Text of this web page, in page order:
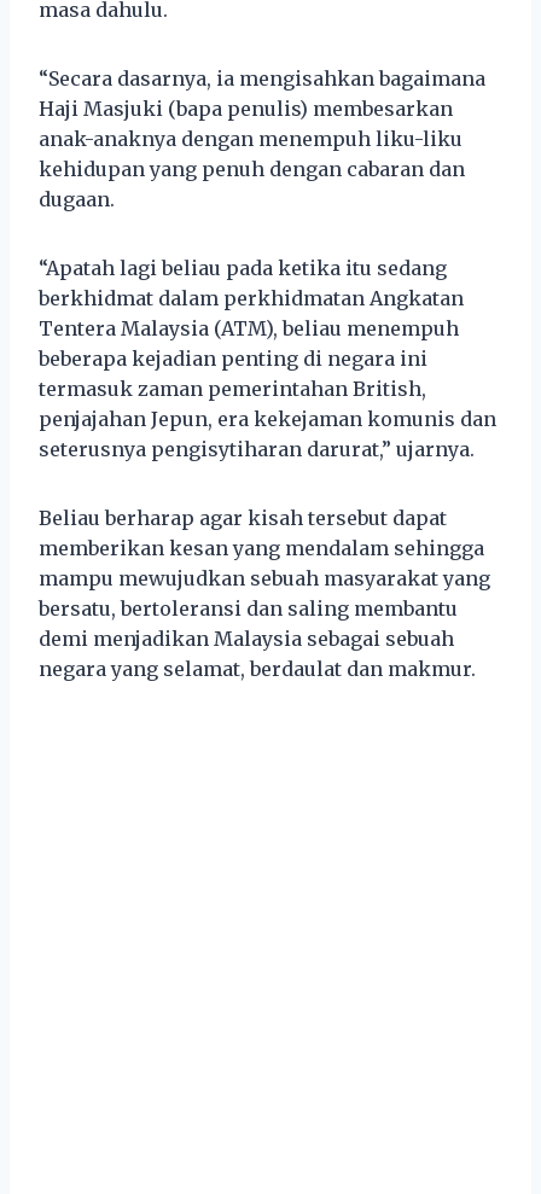
masa dahulu.
“Secara dasarnya, ia mengisahkan bagaimana
Haji Masjuki (bapa penulis) membesarkan
anak-anaknya dengan menempuh liku-liku
kehidupan yang penuh dengan cabaran dan
dugaan.
“Apatah lagi beliau pada ketika itu sedang
berkhidmat dalam perkhidmatan Angkatan
Tentera Malaysia (ATM), beliau menempuh
beberapa kejadian penting di negara ini
termasuk zaman pemerintahan British,
penjajahan Jepun, era kekejaman komunis dan
seterusnya pengisytiharan darurat,” ujarnya.
Beliau berharap agar kisah tersebut dapat
memberikan kesan yang mendalam sehingga
mampu mewujudkan sebuah masyarakat yang
bersatu, bertoleransi dan saling membantu
demi menjadikan Malaysia sebagai sebuah
negara yang selamat, berdaulat dan makmur.